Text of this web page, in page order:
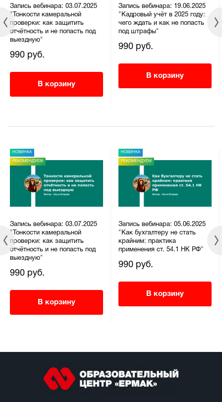
Запись вебинара: 03.07.2025
"Тонкости камеральной
проверки: как защитить
отчётность и не попасть под
выездную"
990 руб.
В корзину
Запись вебинара: 19.06.2025
"Кадровый учёт в 2025 году:
чего ждать и как не попасть
под штрафы"
990 руб.
В корзину
НОВИНКА
РЕКОМЕНДУЕМ
Запись вебинара: 03.07.2025
"Тонкости камеральной
проверки: как защитить
отчётность и не попасть под
выездную"
990 руб.
В корзину
НОВИНКА
РЕКОМЕНДУЕМ
Запись вебинара: 05.06.2025
"Как бухгалтеру не стать
крайним: практика
применения ст. 54.1 НК РФ"
990 руб.
В корзину